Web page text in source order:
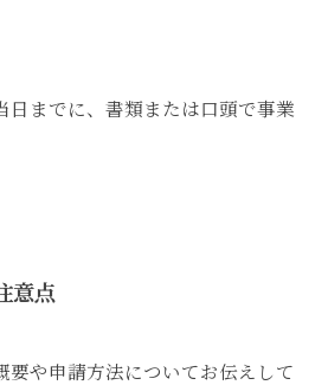
日までに、書類または口頭で事業
意点
要や申請方法についてお伝えして